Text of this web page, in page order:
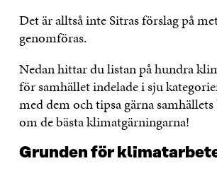
Det är alltså inte Sitras förslag på
genomföras.
Nedan hittar du listan på hundra
för samhället indelade i sju
med dem och tipsa gärna
om de bästa klimatgärningarna!
Grunden för